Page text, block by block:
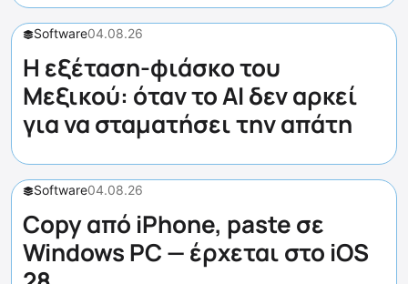
Software04.08.26
Η εξέταση-φιάσκο του
Μεξικού: όταν το AI δεν αρκεί
για να σταματήσει την απάτη
Software04.08.26
Copy από iPhone, paste σε
Windows PC — έρχεται στο iOS